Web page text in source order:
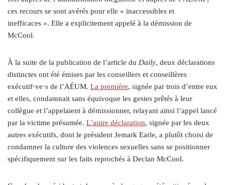
ces recours se sont avérés pour elle « inaccessibles et
inefficaces ». Elle a explicitement appelé à la démission de
McCool.
À la suite de la publication de l’article du Daily, deux déclarations
distinctes ont été émises par les conseillers et conseillères
exécutif·ve·s de l’AÉUM. La première, signée par trois d’entre eux
et elles, condamnait sans équivoque les gestes prêtés à leur
collègue et l’appelaient à démissionner, relayant ainsi l’appel lancé
par la victime présumée. L’autre déclaration, signée par les deux
autres exécutifs, dont le président Jemark Earle, a plutôt choisi de
condamner la culture des violences sexuelles sans se positionner
spécifiquement sur les faits reprochés à Declan McCool.